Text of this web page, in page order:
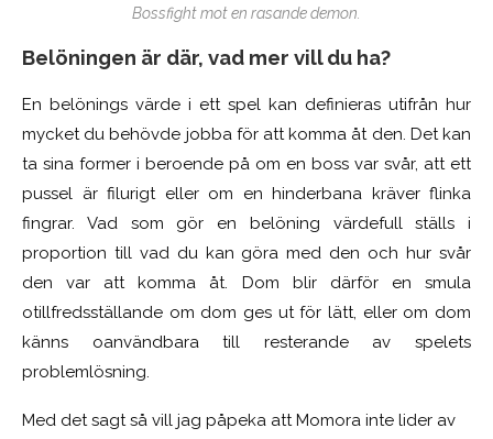
Bossfight mot en rasande demon.
Belöningen är där, vad mer vill du ha?
En belönings värde i ett spel kan definieras utifrån hur
mycket du behövde jobba för att komma åt den. Det kan
ta sina former i beroende på om en boss var svår, att ett
pussel är filurigt eller om en hinderbana kräver flinka
fingrar. Vad som gör en belöning värdefull ställs i
proportion till vad du kan göra med den och hur svår
den var att komma åt. Dom blir därför en smula
otillfredsställande om dom ges ut för lätt, eller om dom
känns oanvändbara till resterande av spelets
problemlösning.
Med det sagt så vill jag påpeka att Momora inte lider av